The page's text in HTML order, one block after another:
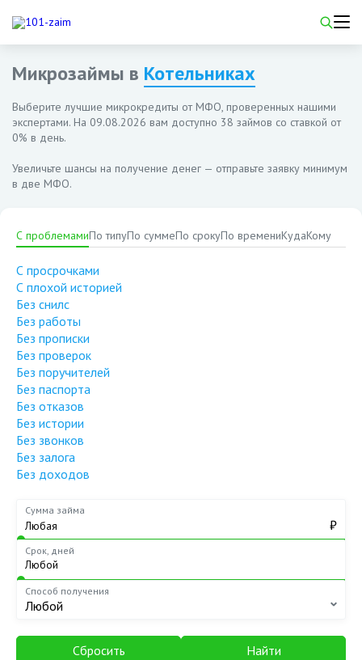
Микрозаймы в Котельниках
Выберите лучшие микрокредиты от МФО, проверенных нашими
экспертами. На 09.08.2026 вам доступно 38 займов со ставкой от
0% в день.
Увеличьте шансы на получение денег — отправьте заявку минимум
в две МФО.
С проблемамиПо типуПо суммеПо срокуПо времениКудаКому
С просрочками
С плохой историей
Без снилс
Без работы
Без прописки
Без проверок
Без поручителей
Без паспорта
Без отказов
Без истории
Без звонков
Без залога
Без доходов
Сумма займа
₽
Срок, дней
Способ получения
Любой
Сбросить Найти